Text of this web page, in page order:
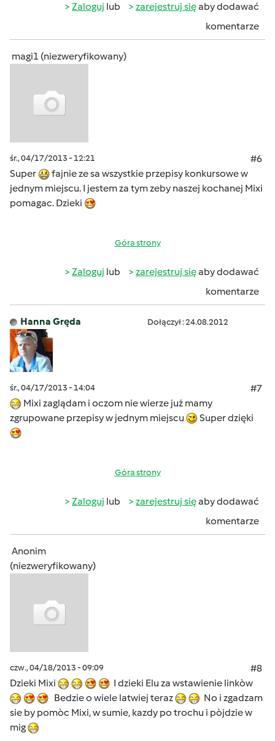
Zaloguj lub zarejestruj sięaby dodawać
komentarze
magi1 (niezweryfikowany)
śr., 04/17/2013 - 12:21
#6
Super
fajnie ze sa wszystkie przepisy konkursowe w
jednym miejscu. I jestem za tym zeby naszej kochanej Mixi
pomagac. Dzieki
Góra strony
Zaloguj lub zarejestruj sięaby dodawać
komentarze
Hanna Gręda Dołączył : 24.08.2012
śr., 04/17/2013 - 14:04
#7
Mixi zaglądam i oczom nie wierze już mamy
zgrupowane przepisy w jednym miejscu
Super dzięki
Góra strony
Zaloguj lub zarejestruj sięaby dodawać
komentarze
Anonim
(niezweryfikowany)
czw., 04/18/2013 - 09:09
#8
Dzieki Mixi
I dzieki Elu za wstawienie linkòw
Bedzie o wiele latwiej teraz
No i zgadzam
sie by pomòc Mixi, w sumie, kazdy po trochu i pòjdzie w
mig